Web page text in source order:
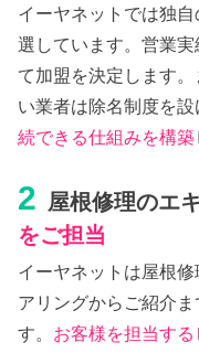
イーヤネットでは独
選しています。営業
て加盟を決定します
い業者は除名制度を
続できる仕組みを構築
2 屋根修理のエ
をご担当
イーヤネットは屋根
アリングからご紹介
す。 お客様を担当す